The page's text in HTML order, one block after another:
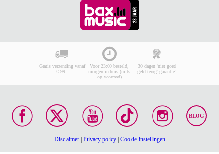
Gratis verzending vanaf
€ 99,-
Voor 23:00 besteld,
morgen in huis (mits
op voorraad)
30 dagen 'niet goed
geld terug' garantie!
BLOG
Disclaimer| Privacy policy| Cookie-instellingen